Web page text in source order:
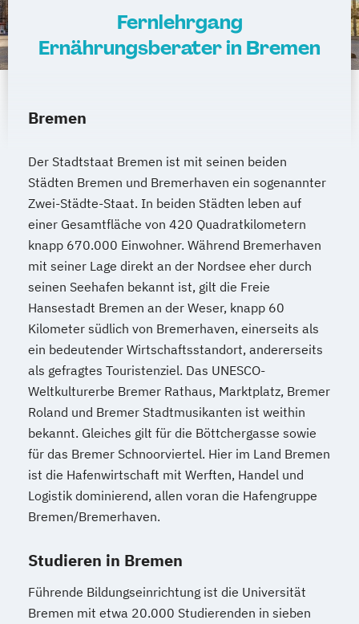
"Psychotherapie"
Heilpraktiker/-in Fachrichtung
Heilpraktiker/-in für Psychotherapie
Heilpraktiker/-in für Psychotherapie
Fachrichtung "Entspannungstherapie"
Heilpraktiker/-in für Psychotherapie
Fachrichtung "Paarberatung"
Heilpraktiker/-in für Psychotherapie
Fachrichtung "Psychologische/r Berater/-
Heilpraktiker/-in für Psychotherapie
Fachrichtung "Systemische Beratung"
Klassische Homöopathie
Klassische Veterinärhomöopathie
Konfliktmanager/in Lernberater/-in
Lernberater/-in + Entwicklungsberatung
NLP Tools in der psychologischen
Beratungspraxis
Paarberater/ -in
Paarberater/-in + Systemische/r Berater/-
Personal Trainer/-in
Personal Trainer/-in Fachrichtung "Fitness
65+ (Seniorentrainer/-in)"
Fernlehrgang
Ernährungsberater in Bremen
Bremen
Der Stadtstaat Bremen ist mit seinen beiden
Städten Bremen und Bremerhaven ein sogenannter
Zwei-Städte-Staat. In beiden Städten leben auf
einer Gesamtfläche von 420 Quadratkilometern
knapp 670.000 Einwohner. Während Bremerhaven
mit seiner Lage direkt an der Nordsee eher durch
seinen Seehafen bekannt ist, gilt die Freie
Hansestadt Bremen an der Weser, knapp 60
Kilometer südlich von Bremerhaven, einerseits als
ein bedeutender Wirtschaftsstandort, andererseits
als gefragtes Touristenziel. Das UNESCO-
Weltkulturerbe Bremer Rathaus, Marktplatz, Bremer
Roland und Bremer Stadtmusikanten ist weithin
bekannt. Gleiches gilt für die Böttchergasse sowie
für das Bremer Schnoorviertel. Hier im Land Bremen
ist die Hafenwirtschaft mit Werften, Handel und
Logistik dominierend, allen voran die Hafengruppe
Bremen/Bremerhaven.
Studieren in Bremen
Führende Bildungseinrichtung ist die Universität
Bremen mit etwa 20.000 Studierenden in sieben